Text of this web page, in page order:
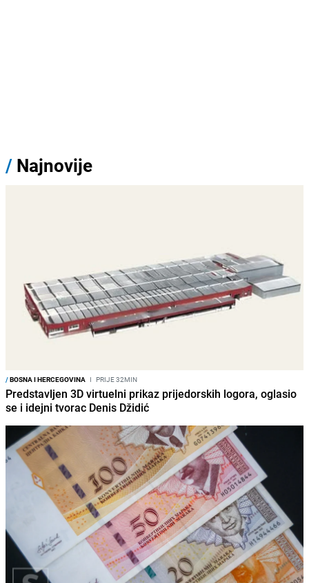
/ Najnovije
/BOSNA I HERCEGOVINA I PRIJE 32MIN
Predstavljen 3D virtuelni prikaz prijedorskih logora, oglasio
se i idejni tvorac Denis Džidić